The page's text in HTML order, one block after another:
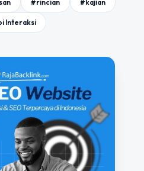
#rincian #kajian
Interaksi